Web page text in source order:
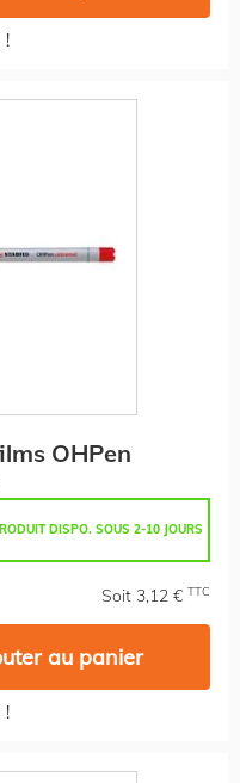
!
OHPen
DISPO. SOUS 2-10 JOURS
Soit 3,12 € TTC
au panier
!